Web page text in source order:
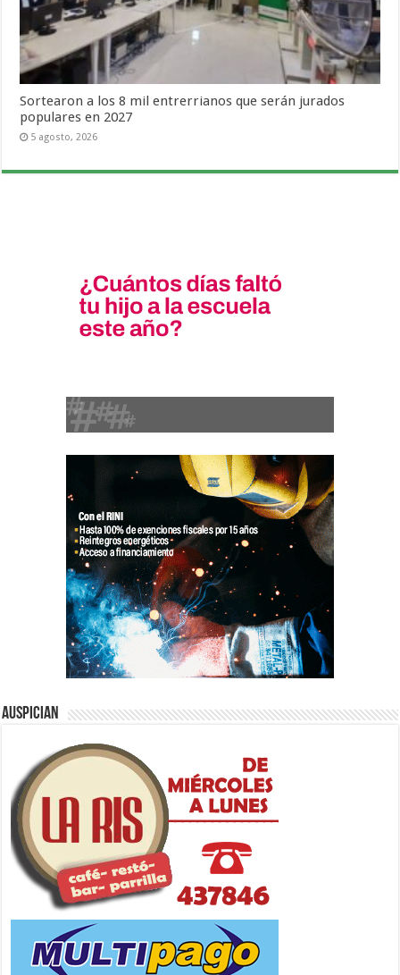
Sortearon a los 8 mil entrerrianos que serán jurados
populares en 2027
5 agosto, 2026
Auspician